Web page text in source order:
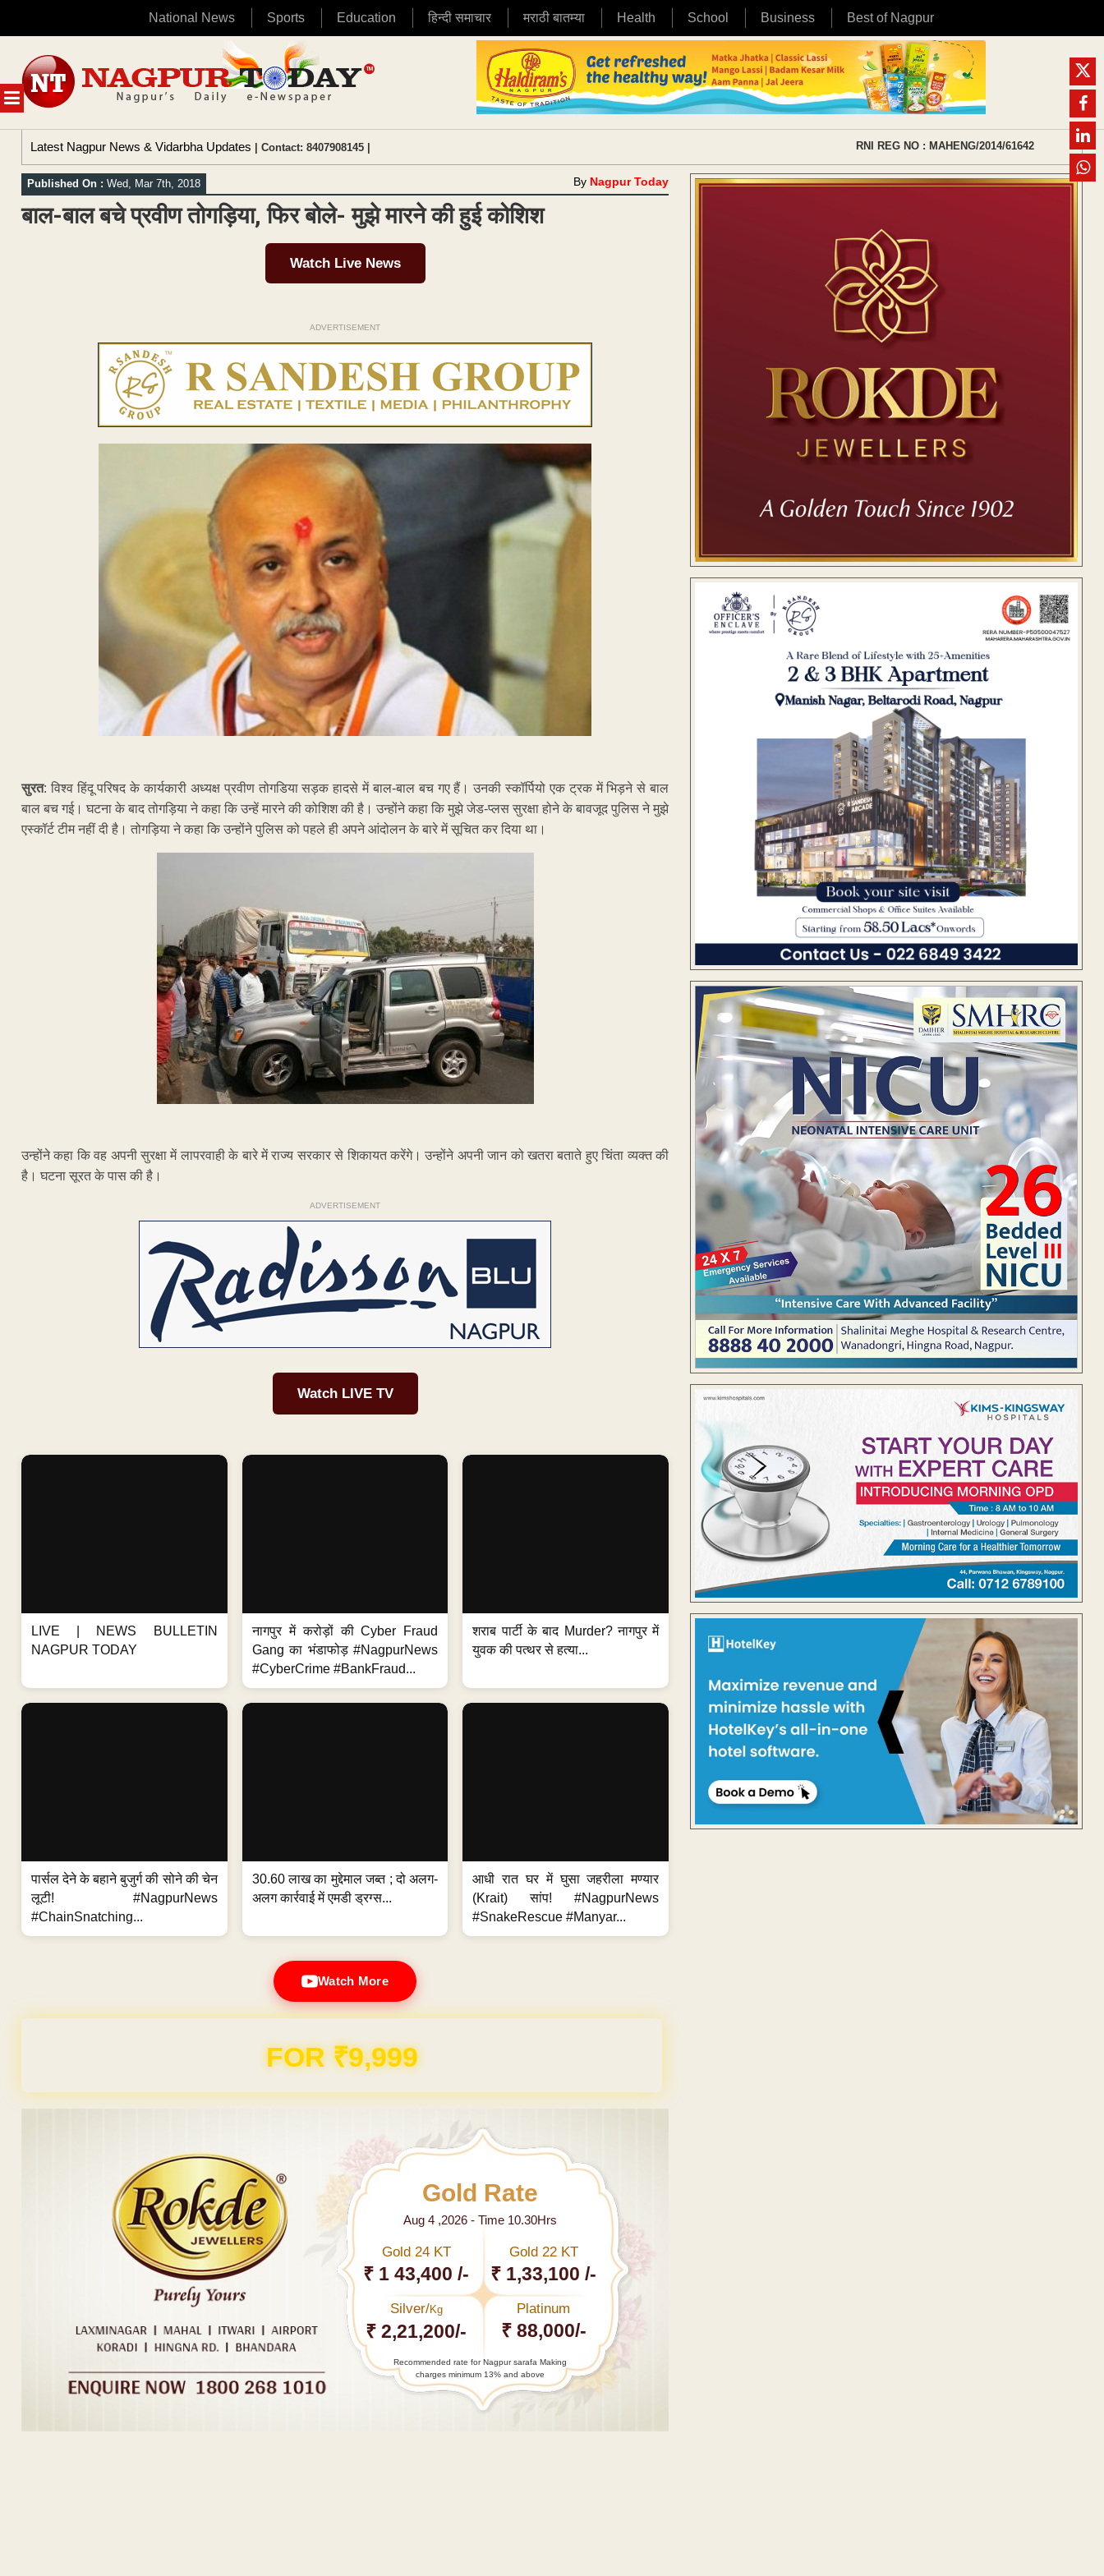
National News Sports Education हिन्दी समाचार मराठी बातम्या Health School Business Best of Nagpur
MENU
content
Latest Nagpur News & Vidarbha Updates | Contact: 8407908145 | RNI REG NO : MAHENG/2014/61642
Published On : Wed, Mar 7th, 2018 By Nagpur Today
बाल-बाल बचे प्रवीण तोगड़िया, फिर बोले- मुझे मारने की हुई कोशिश
Watch Live News
ADVERTISEMENT
सुरत: विश्व हिंदू परिषद के कार्यकारी अध्यक्ष प्रवीण तोगडिया सड़क हादसे में बाल-बाल बच गए हैं। उनकी स्कॉर्पियो एक ट्रक में भिड़ने से बाल
बाल बच गई। घटना के बाद तोगड़िया ने कहा कि उन्हें मारने की कोशिश की है। उन्होंने कहा कि मुझे जेड-प्लस सुरक्षा होने के बावजूद पुलिस ने मुझे
एस्कॉर्ट टीम नहीं दी है। तोगड़िया ने कहा कि उन्होंने पुलिस को पहले ही अपने आंदोलन के बारे में सूचित कर दिया था।
उन्होंने कहा कि वह अपनी सुरक्षा में लापरवाही के बारे में राज्य सरकार से शिकायत करेंगे। उन्होंने अपनी जान को खतरा बताते हुए चिंता व्यक्त की
है। घटना सूरत के पास की है।
ADVERTISEMENT
Watch LIVE TV
LIVE | NEWS BULLETIN
NAGPUR TODAY
नागपुर में करोड़ों की Cyber Fraud
Gang का भंडाफोड़ #NagpurNews
#CyberCrime #BankFraud...
शराब पार्टी के बाद Murder? नागपुर में
युवक की पत्थर से हत्या...
पार्सल देने के बहाने बुजुर्ग की सोने की चेन
लूटी! #NagpurNews
#ChainSnatching...
30.60 लाख का मुद्देमाल जब्त ; दो अलग-
अलग कार्रवाई में एमडी ड्रग्स...
आधी रात घर में घुसा जहरीला मण्यार
(Krait) सांप! #NagpurNews
#SnakeRescue #Manyar...
Watch More
Domain & Hosting FREE for 1 Year
Gold Rate
Aug 4 ,2026 - Time 10.30Hrs
Gold 24 KT
₹ 1 43,400 /-
Gold 22 KT
₹ 1,33,100 /-
Silver/Kg
₹ 2,21,200/-
Platinum
₹ 88,000/-
Recommended rate for Nagpur sarafa Making
charges minimum 13% and above